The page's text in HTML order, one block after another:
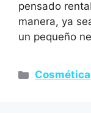
pensado
manera, ya
un pequeño
Cosmética